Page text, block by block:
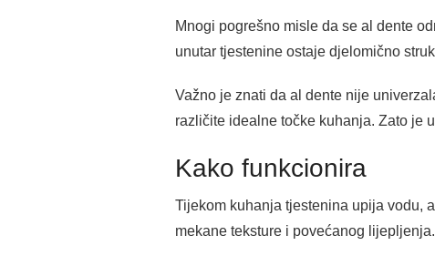
Mnogi pogrešno misle da se al dente
unutar tjestenine ostaje djelomično
Važno je znati da al dente nije
različite idealne točke kuhanja. Zato je
Kako funkcionira
Tijekom kuhanja tjestenina upija vodu,
mekane teksture i povećanog